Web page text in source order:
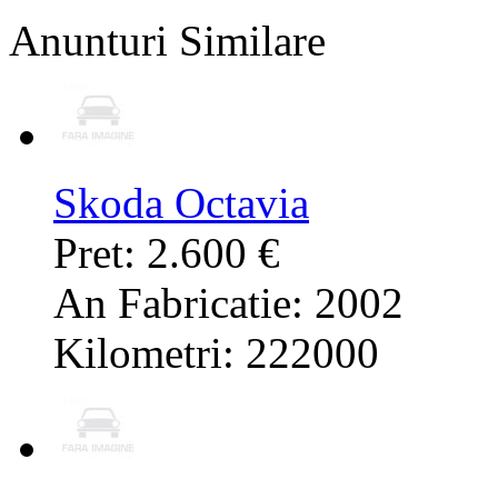
Anunturi Similare
Skoda Octavia
Pret: 2.600 €
An Fabricatie: 2002
Kilometri: 222000